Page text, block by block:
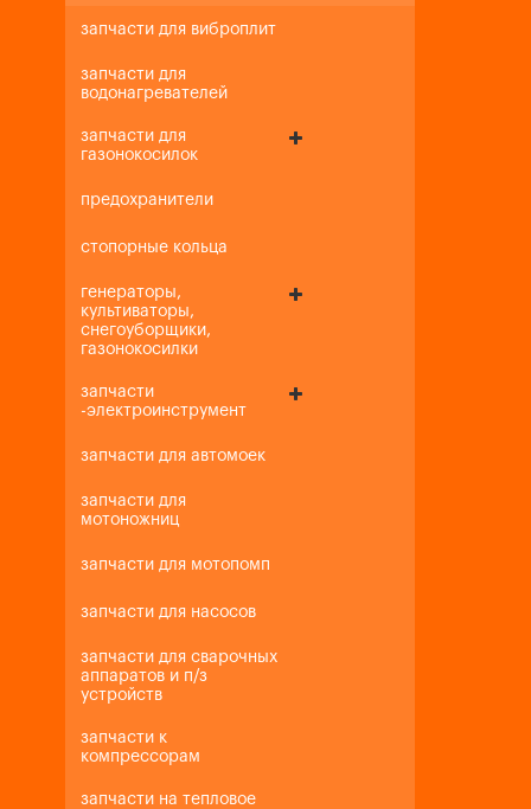
запчасти для виброплит
запчасти для
водонагревателей
запчасти для
газонокосилок
предохранители
стопорные кольца
генераторы,
культиваторы,
снегоуборщики,
газонокосилки
запчасти
-электроинструмент
запчасти для автомоек
запчасти для
мотоножниц
запчасти для мотопомп
запчасти для насосов
запчасти для сварочных
аппаратов и п/з
устройств
запчасти к
компрессорам
запчасти на тепловое